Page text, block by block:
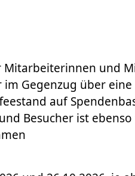
und
Gegenzug über eine
auf
Besucher ist